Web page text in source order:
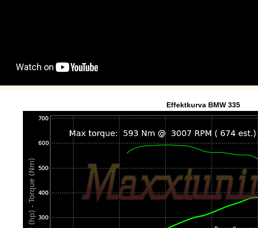
Effektkurva BMW 335